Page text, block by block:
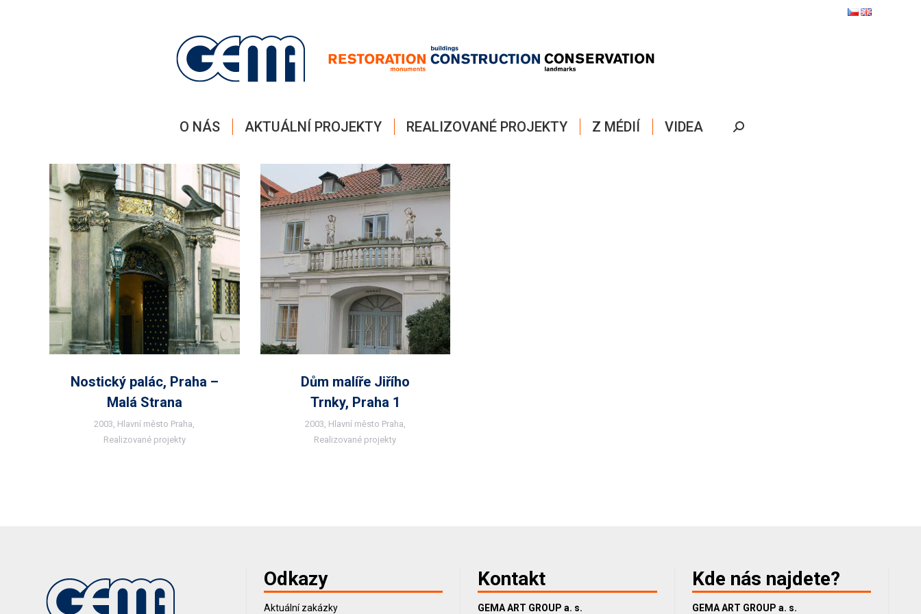
O NÁS AKTUÁLNÍ PROJEKTY REALIZOVANÉ PROJEKTY Z MÉDIÍ VIDEA Search:
Nostický palác, Praha –
Malá Strana
2003 Hlavní město Praha
Realizované projekty
Dům malíře Jiřího
Trnky, Praha 1
2003 Hlavní město Praha
Realizované projekty
Odkazy
Aktuální zakázky
Kontakt
GEMA ART GROUP a. s.
Kde nás najdete?
GEMA ART GROUP a. s.